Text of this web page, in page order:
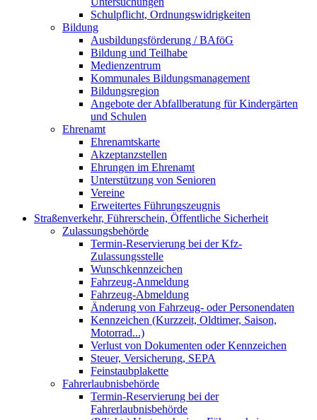
Schulpflicht, Ordnungswidrigkeiten
Bildung
Ausbildungsförderung / BAföG
Bildung und Teilhabe
Medienzentrum
Kommunales Bildungsmanagement
Bildungsregion
Angebote der Abfallberatung für Kindergärten
und Schulen
Ehrenamt
Ehrenamtskarte
Akzeptanzstellen
Ehrungen im Ehrenamt
Unterstützung von Senioren
Vereine
Erweitertes Führungszeugnis
Straßenverkehr, Führerschein, Öffentliche Sicherheit
Zulassungsbehörde
Termin-Reservierung bei der Kfz-
Zulassungsstelle
Wunschkennzeichen
Fahrzeug-Anmeldung
Fahrzeug-Abmeldung
Änderung von Fahrzeug- oder Personendaten
Kennzeichen (Kurzzeit, Oldtimer, Saison,
Motorrad...)
Verlust von Dokumenten oder Kennzeichen
Steuer, Versicherung, SEPA
Feinstaubplakette
Fahrerlaubnisbehörde
Termin-Reservierung bei der
Fahrerlaubnisbehörde